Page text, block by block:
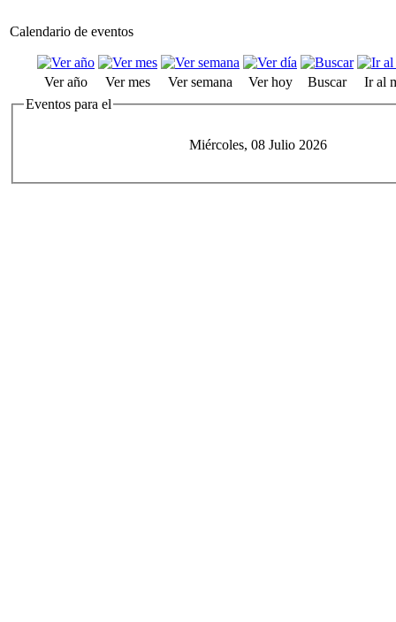
Calendario de eventos
Ver año Ver mes Ver semana Ver hoy Buscar
Ir al
Eventos para el
Miércoles, 08 Julio 2026